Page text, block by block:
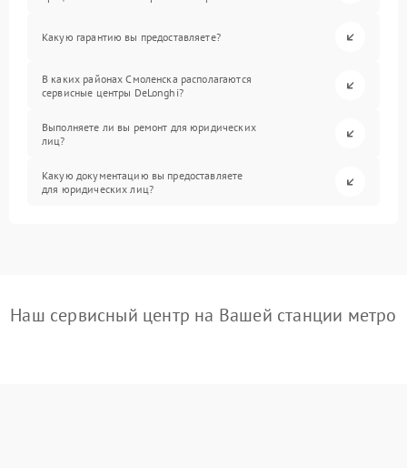
Какую гарантию вы предоставляете?
В каких районах Смоленска располагаются
сервисные центры DeLonghi?
Выполняете ли вы ремонт для юридических
лиц?
Какую документацию вы предоставляете
для юридических лиц?
Наш сервисный центр на Вашей станции метро